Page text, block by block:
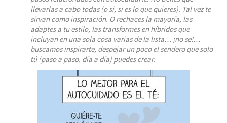
llevarlas a cabo todas (o si, si es lo que quieres). Tal vez te
sirvan como inspiración. O rechaces la mayoría, las
adaptes a tu estilo, las transformes en híbridos que
incluyan en una sola cosa varias de la lista… ¡no se!…
buscamos inspirarte, despejar un poco el sendero que solo
tú (paso a paso, día a día) puedes crear.